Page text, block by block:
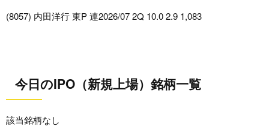
(8057) 内田洋行 東P 連2026/07 2Q 10.0 2.9 1,083
今日のIPO（新規上場）銘柄一覧
該当銘柄なし